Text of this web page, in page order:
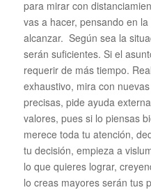
para mirar con
vas a hacer, pensando en
alcanzar. Según sea la
serán suficientes. Si el
requerir de más tiempo.
exhaustivo, mira con
precisas, pide ayuda
valores, pues si lo piensas
merece toda tu atención,
tu decisión, empieza a
lo que quieres lograr,
lo creas mayores serán tus